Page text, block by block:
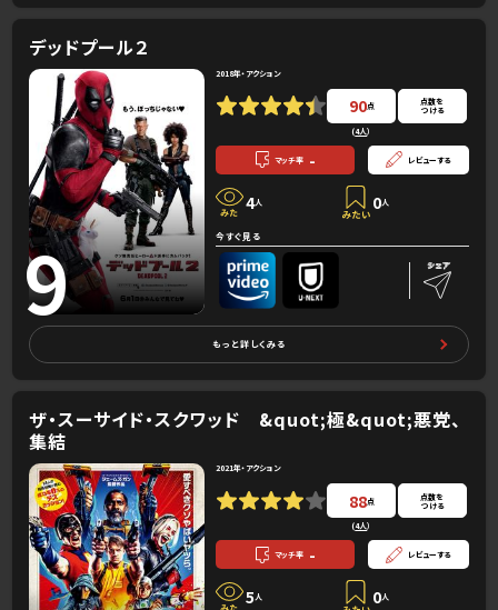
デッドプール２
9
2018年・アクション
90点
(4人）
点数を
つける
マッチ率 - レビューする
4人 0人
今すぐ見る
もっと詳しくみる
ザ・スーサイド・スクワッド &quot;極&quot;悪党、
集結
2021年・アクション
88点
(4人）
点数を
つける
マッチ率 - レビューする
5人 0人